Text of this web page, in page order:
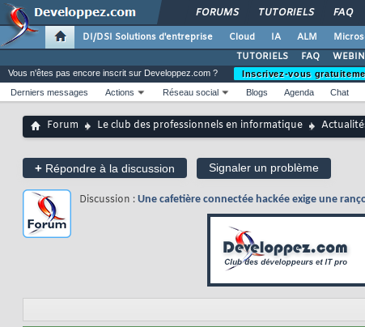
FORUMS TUTORIELS FAQ
DI/DSI Solutions d'entreprise Cloud IA ALM
TUTORIELS
FAQ
Vous n'êtes pas encore inscrit sur Developpez.com ?
Inscrivez-vous
Derniers messages
Actions Réseau social Blogs Agenda Chat
Forum Le club des professionnels en informatique
+ Répondre à la discussion Signaler un problème
Discussion : Une cafetière connectée hackée exige une